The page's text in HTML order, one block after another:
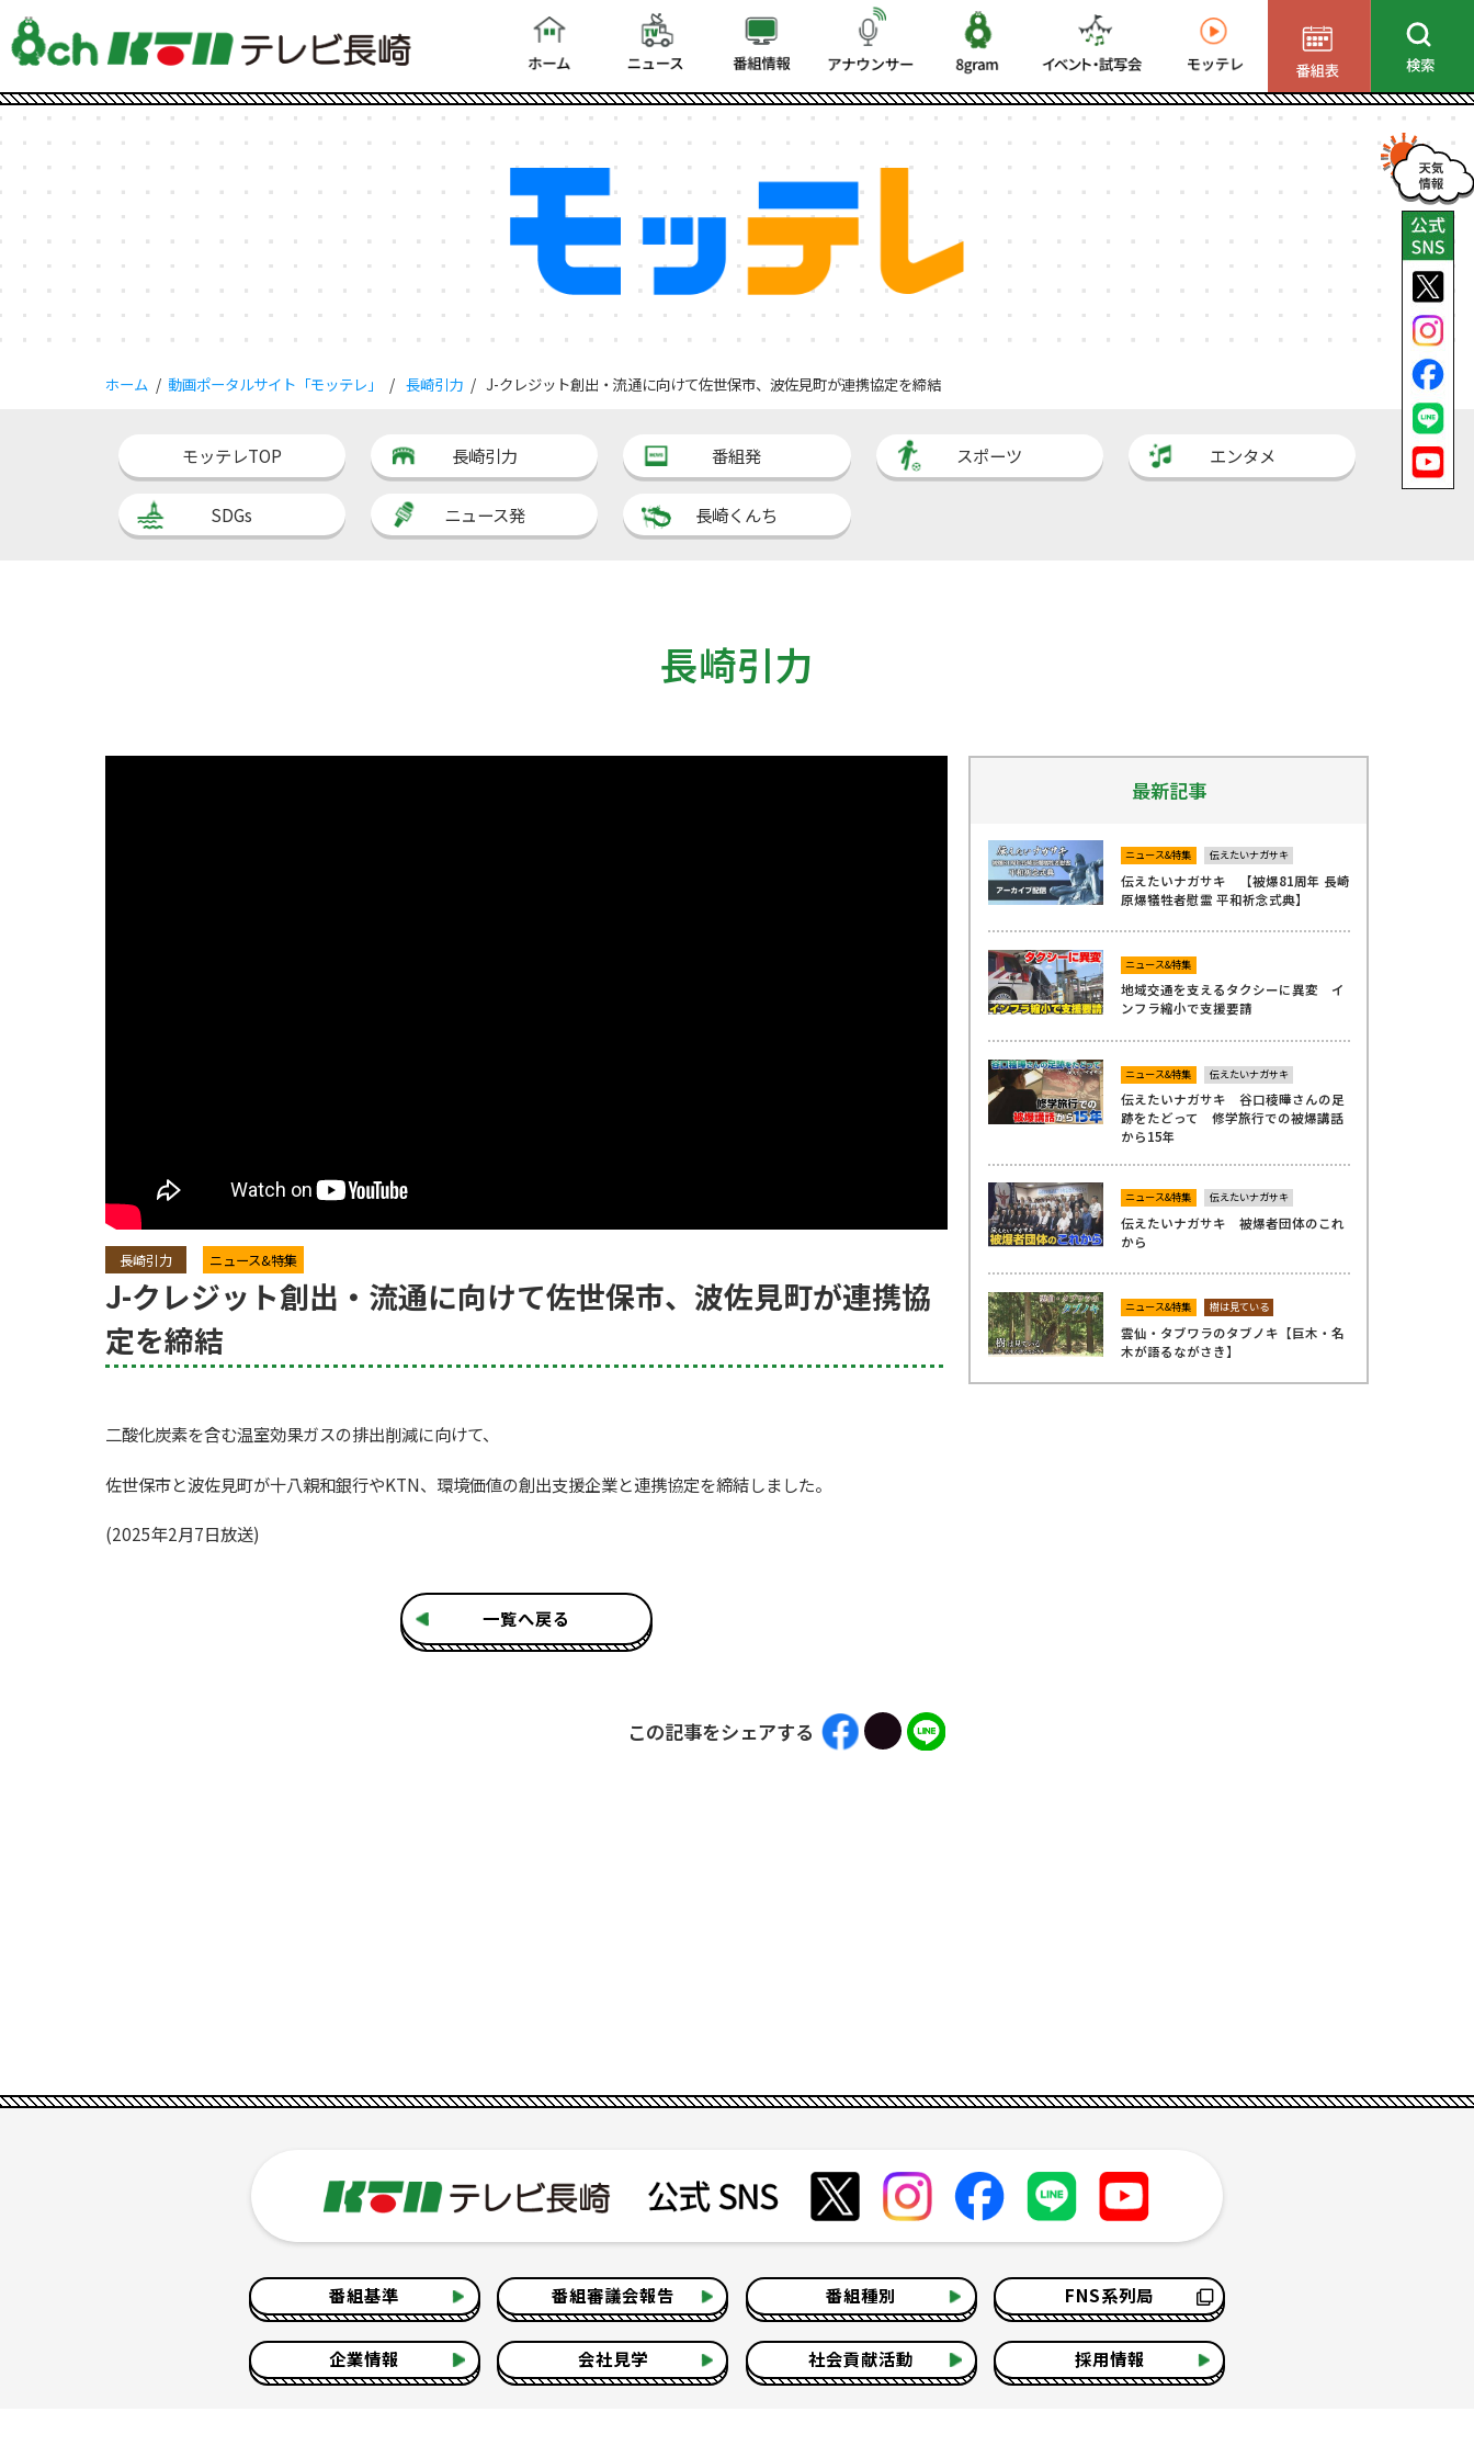
ホーム 動画ポータルサイト「モッテレ」 長崎引力 J-クレジット創出・流通に向けて佐世保市、波佐見町が連携協定を締結
モッテレTOP 長崎引力 番組発 スポーツ エンタメ
SDGs ニュース発 長崎くんち
長崎引力
長崎引力 ニュース&特集
J-クレジット創出・流通に向けて佐世保市、波佐見町が連携協
定を締結
二酸化炭素を含む温室効果ガスの排出削減に向けて、
佐世保市と波佐見町が十八親和銀行やKTN、環境価値の創出支援企業と連携協定を締結しました。
(2025年2月7日放送)
一覧へ戻る
この記事をシェアする
最新記事
ニュース&特集 伝えたいナガサキ
伝えたいナガサキ 【被爆81周年 長崎
原爆犠牲者慰霊 平和祈念式典】
ニュース&特集
地域交通を支えるタクシーに異変 イ
ンフラ縮小で支援要請
ニュース&特集 伝えたいナガサキ
伝えたいナガサキ 谷口稜曄さんの足
跡をたどって 修学旅行での被爆講話
から15年
ニュース&特集 伝えたいナガサキ
伝えたいナガサキ 被爆者団体のこれ
から
ニュース&特集 樹は見ている
雲仙・タブワラのタブノキ【巨木・名
木が語るながさき】
番組基準 番組審議会報告 番組種別 FNS系列局
企業情報 会社見学 社会貢献活動 採用情報